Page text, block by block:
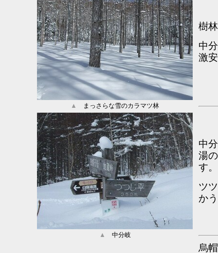
樹
中
激
▲ まっさらな雪のカラマツ林
中
湯
す。
ツ
か
▲ 中分岐
烏